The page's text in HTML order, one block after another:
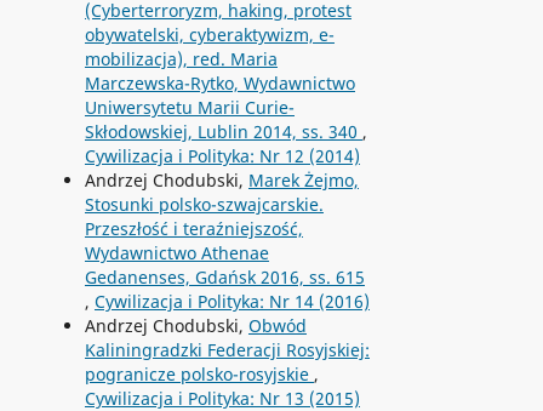
(Cyberterroryzm, haking, protest
obywatelski, cyberaktywizm, e-
mobilizacja), red. Maria
Marczewska-Rytko, Wydawnictwo
Uniwersytetu Marii Curie-
Skłodowskiej, Lublin 2014, ss. 340 ,
Cywilizacja i Polityka: Nr 12 (2014)
Andrzej Chodubski, Marek Żejmo,
Stosunki polsko-szwajcarskie.
Przeszłość i teraźniejszość,
Wydawnictwo Athenae
Gedanenses, Gdańsk 2016, ss. 615
, Cywilizacja i Polityka: Nr 14 (2016)
Andrzej Chodubski, Obwód
Kaliningradzki Federacji Rosyjskiej:
pogranicze polsko-rosyjskie ,
Cywilizacja i Polityka: Nr 13 (2015)